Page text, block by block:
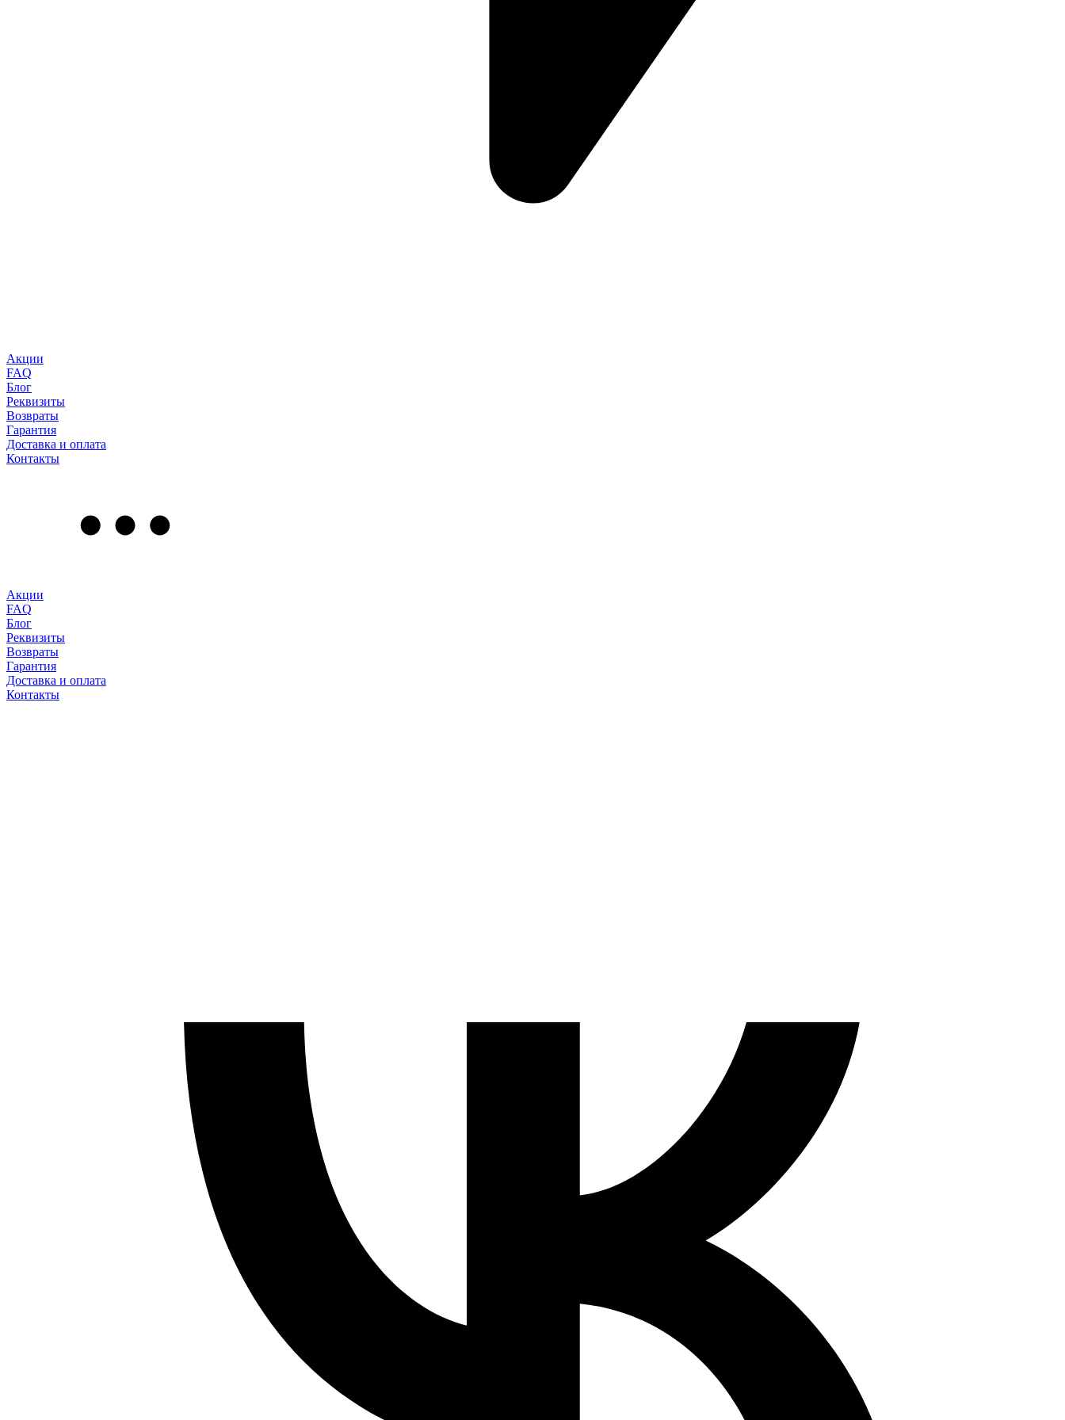
Акции
FAQ
Блог
Реквизиты
Возвраты
Гарантия
Доставка и оплата
Контакты
Акции
FAQ
Блог
Реквизиты
Возвраты
Гарантия
Доставка и оплата
Контакты